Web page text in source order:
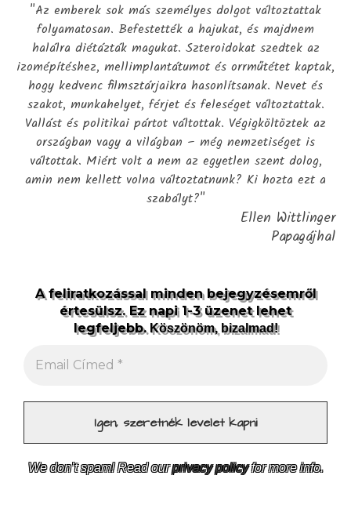
"Az emberek sok más személyes dolgot változtattak
folyamatosan. Befestették a hajukat, és majdnem
halálra diétázták magukat. Szteroidokat szedtek az
izomépítéshez, mellimplantátumot és orrműtétet kaptak,
hogy kedvenc filmsztárjaikra hasonlítsanak. Nevet és
szakot, munkahelyet, férjet és feleséget változtattak.
Vallást és politikai pártot váltottak. Végigköltöztek az
országban vagy a világban – még nemzetiséget is
váltottak. Miért volt a nem az egyetlen szent dolog,
amin nem kellett volna változtatnunk? Ki hozta ezt a
szabályt?"
Ellen Wittlinger
Papagájhal
A feliratkozással minden bejegyzésemről
értesülsz. Ez napi 1-3 üzenet lehet
legfeljebb.Köszönöm, bizalmad!
We don’t spam! Read ourprivacy policyfor more info.